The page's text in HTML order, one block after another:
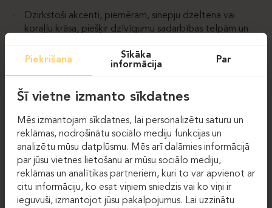
Dzirkstoši akcenti, piemēram, sinepju dzeltena vai
koraļļu krāsa, piešķir dzīvīgumu sadarbības telpām un
Mērenas, neitrālas krāsas joprojām ir aktuālas vadītāju
profesionalitāti.
bet gan par vienotas atmosfēras radīšanu, kas atspoguļo
uzņēmuma identitāti un uzlabo darbinieku labsajūtu.
VIEDS, VESELĪGS
APGAISMOJUMS
Piekrišana
Sīkāka
informācija
Par
Šī vietne izmanto sīkdatnes
Mēs izmantojam sīkdatnes, lai personalizētu saturu un
reklāmas, nodrošinātu sociālo mediju funkcijas un
analizētu mūsu datplūsmu. Mēs arī dalāmies informācijā
par jūsu vietnes lietošanu ar mūsu sociālo mediju,
reklāmas un analītikas partneriem, kuri to var apvienot ar
citu informāciju, ko esat viņiem sniedzis vai ko viņi ir
ieguvuši, izmantojot jūsu pakalpojumus. Lai uzzinātu